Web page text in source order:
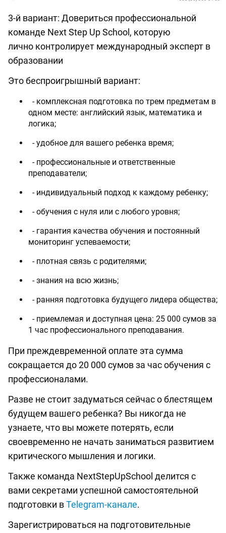
3-й вариант: Довериться профессиональной
команде Next Step Up School, которую
лично контролирует международный эксперт в
образовании
Это беспроигрышный вариант:
- комплексная подготовка по трем предметам в
одном месте: английский язык, математика и
логика;
- удобное для вашего ребенка время;
- профессиональные и ответственные
преподаватели;
- индивидуальный подход к каждому ребенку;
- обучения с нуля или с любого уровня;
- гарантия качества обучения и постоянный
мониторинг успеваемости;
- плотная связь с родителями;
- знания на всю жизнь;
- ранняя подготовка будущего лидера общества;
- приемлемая и доступная цена: 25 000 сумов за
1 час профессионального преподавания.
При преждевременной оплате эта сумма
сокращается до 20 000 сумов за час обучения с
профессионалами.
Разве не стоит задуматься сейчас о блестящем
будущем вашего ребенка? Вы никогда не
узнаете, что вы можете потерять, если
своевременно не начать заниматься развитием
критического мышления и логики.
Также команда NextStepUpSchool делится с
вами секретами успешной самостоятельной
подготовки вTelegram-канале.
Зарегистрироваться на подготовительные